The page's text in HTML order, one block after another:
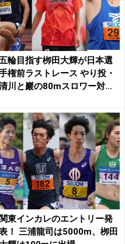
輪目指す栁田大輝が日本選
権前ラストレース やり投・
川と巖の80mスロワー対...
関東インカレのエントリー発
！ 三浦龍司は5000m、栁田